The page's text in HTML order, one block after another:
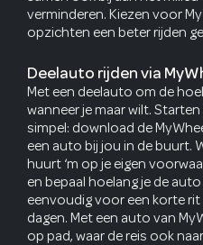
verminderen. Kiezen voor
opzichten een beter rijden
Deelauto rijden via
Met een deelauto om de
wanneer je maar wilt.
simpel: download de
een auto bij jou in de buurt.
huurt ‘m op je eigen
en bepaal hoelang je de
eenvoudig voor een korte
dagen. Met een auto van
op pad, waar de reis ook